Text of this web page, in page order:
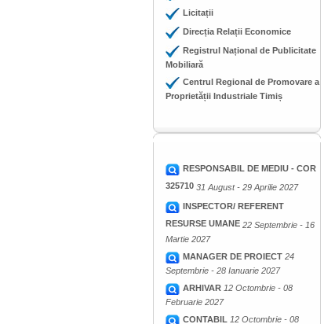
Licitații
Direcția Relații Economice
Registrul Național de Publicitate
Mobiliară
Centrul Regional de Promovare a
Proprietății Industriale Timiș
RESPONSABIL DE MEDIU - COR
325710 31 August - 29 Aprilie 2027
INSPECTOR/ REFERENT
RESURSE UMANE 22 Septembrie - 16
Martie 2027
MANAGER DE PROIECT 24
Septembrie - 28 Ianuarie 2027
ARHIVAR 12 Octombrie - 08
Februarie 2027
CONTABIL 12 Octombrie - 08